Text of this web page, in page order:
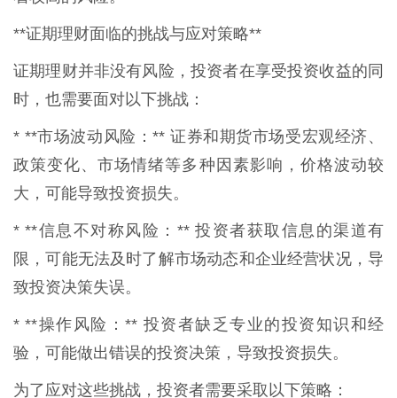
**证期理财面临的挑战与应对策略**
证期理财并非没有风险，投资者在享受投资收益的同
时，也需要面对以下挑战：
* **市场波动风险：** 证券和期货市场受宏观经济、
政策变化、市场情绪等多种因素影响，价格波动较
大，可能导致投资损失。
* **信息不对称风险：** 投资者获取信息的渠道有
限，可能无法及时了解市场动态和企业经营状况，导
致投资决策失误。
* **操作风险：** 投资者缺乏专业的投资知识和经
验，可能做出错误的投资决策，导致投资损失。
为了应对这些挑战，投资者需要采取以下策略：